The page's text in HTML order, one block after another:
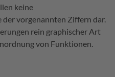
keine
der vorgenannten Ziffern dar.
rein graphischer Art
von Funktionen.